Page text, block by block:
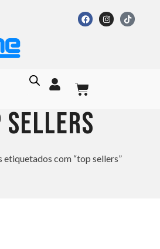
sellers
etiquetados com “top sellers”